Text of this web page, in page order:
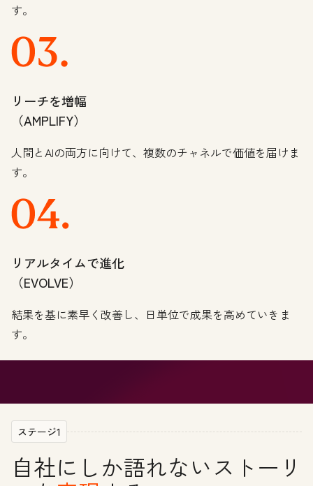
す。
リーチを増幅
（AMPLIFY）
人間とAIの両方に向けて、複数のチャネルで価値を届けま
す。
リアルタイムで進化
（EVOLVE）
結果を基に素早く改善し、日単位で成果を高めていきま
す。
ステージ1
自社にしか語れないストーリ